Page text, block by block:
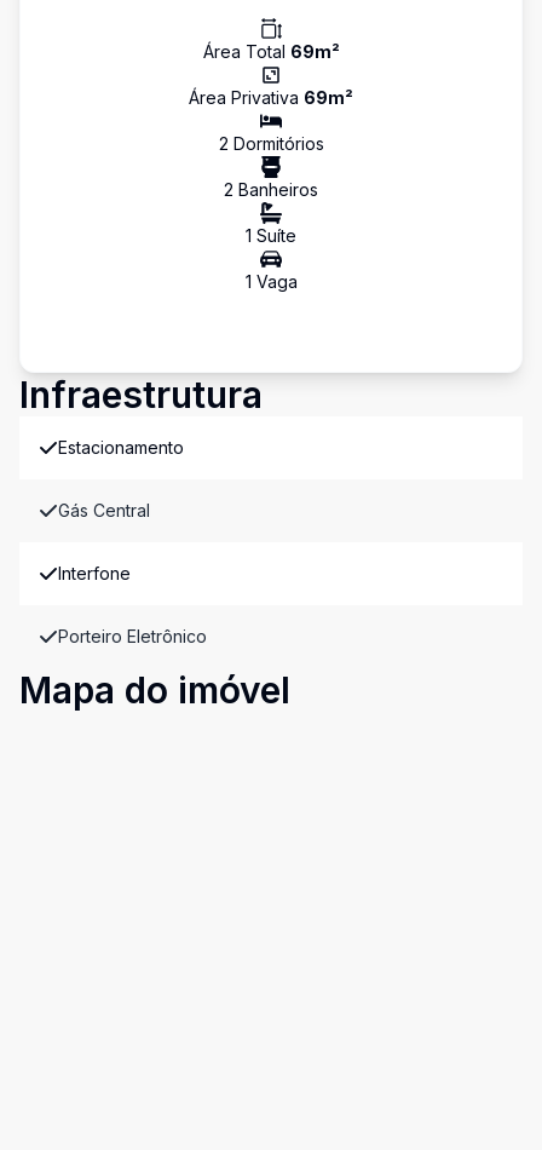
Área Total 69m²
Área Privativa 69m²
2 Dormitórios
2 Banheiros
1 Suíte
1 Vaga
Infraestrutura
Estacionamento
Gás Central
Interfone
Porteiro Eletrônico
Mapa do imóvel